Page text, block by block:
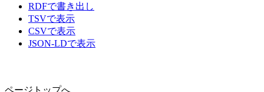
RDFで書き出し
TSVで表示
CSVで表示
JSON-LDで表示